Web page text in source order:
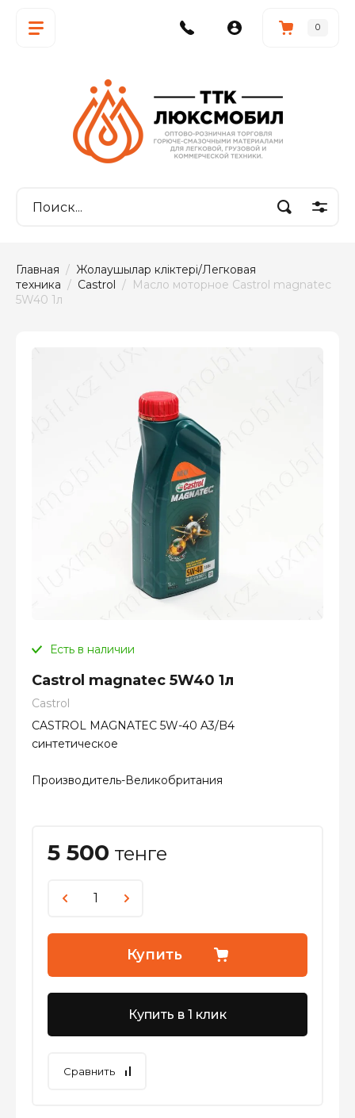
0
Главная / Жолаушылар көліктері/Легковая
техника / Castrol /  Масло моторное Castrol magnatec
5W40 1л
Есть в наличии
Castrol magnatec 5W40 1л
Castrol
CASTROL MAGNATEC 5W-40 A3/B4
синтетическое
Производитель-Великобритания
5 500 тенге
Купить
Купить в 1 клик
Сравнить